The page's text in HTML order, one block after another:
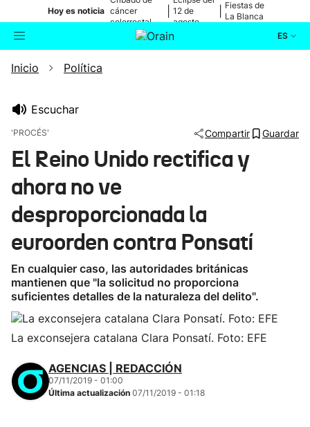
Hoy es noticia cáncer
colorrectal
12 de
agosto
Fiestas de
La Blanca
ES
Buscador
Eguraldia
Inicio Política
Escuchar
'PROCÉS' Compartir Guardar
El Reino Unido rectifica y
ahora no ve
desproporcionada la
euroorden contra Ponsatí
En cualquier caso, las autoridades británicas
mantienen que "la solicitud no proporciona
suficientes detalles de la naturaleza del delito".
La exconsejera catalana Clara Ponsatí. Foto: EFE
AGENCIAS | REDACCIÓN
07/11/2019 - 01:00
Última actualización 07/11/2019 - 01:18